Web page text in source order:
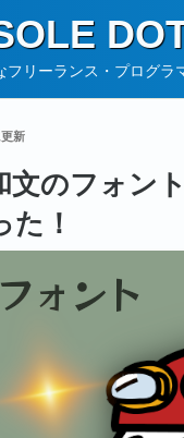
フリーランス・プログラ
新
文のフォン
た！